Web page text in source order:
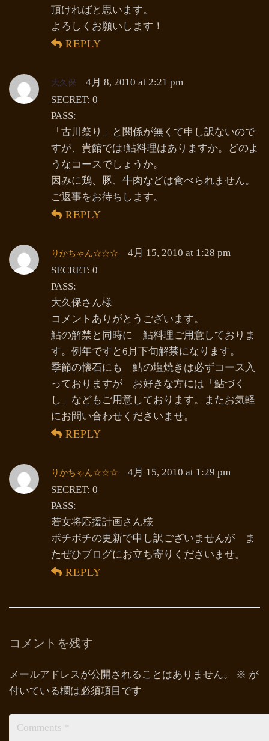
頂ければと思います。
よろしくお願いします！
REPLY
大久保
4月 8, 2010 at 2:21 pm
SECRET: 0
PASS:
「古川祭り」と関係が無くて申し訳ないので
すが、貴館では!鮎料理はありますか。どのよ
うなコースでしょうか。
因みに鶏、豚、牛肉などは食べられません。
ご返事をお待ちします。
REPLY
りかちゃん☆☆☆
4月 15, 2010 at 1:28 pm
SECRET: 0
PASS:
大久保さん様
コメントありがとうございます。
鮎の解禁と同時に 鮎料理ご用意しておりま
す。例年ですと6月下旬解禁になります。
季節の懐石にも 鮎の塩焼きは必ずコース入
っておりますが お好きな方には「鮎づく
し」などもご用意しております。またお気軽
にお問い合わせくださいませ。
REPLY
りかちゃん☆☆☆
4月 15, 2010 at 1:29 pm
SECRET: 0
PASS:
若女将応援計画さん様
ボチボチの更新で申し訳ございませんが ま
たぜひブログにお立ち寄りくださいませ。
REPLY
コメントを残す
メールアドレスが公開されることはありません。 ※ が
付いている欄は必須項目です